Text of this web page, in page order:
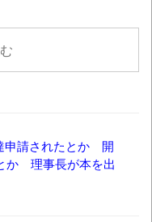
申請されたとか 開
か 理事長が本を出